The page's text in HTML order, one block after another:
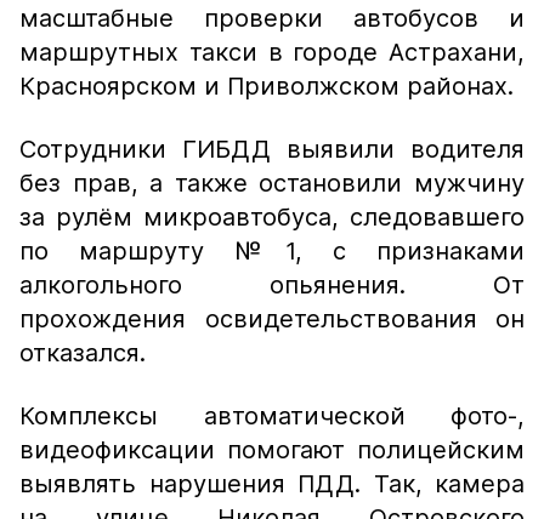
масштабные проверки автобусов и
маршрутных такси в городе Астрахани,
Красноярском и Приволжском районах.
Сотрудники ГИБДД выявили водителя
без прав, а также остановили мужчину
за рулём микроавтобуса, следовавшего
по маршруту №1, с признаками
алкогольного опьянения. От
прохождения освидетельствования он
отказался.
Комплексы автоматической фото-,
видеофиксации помогают полицейским
выявлять нарушения ПДД. Так, камера